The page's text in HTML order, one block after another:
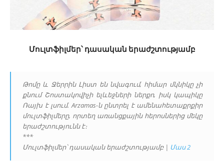
Մուլտֆիլմեր՝ դասական երաժշտությամբ
Թոմը և Ջերրին Լիստ են նվագում, հիմար մկնիկը չի
քնում Շոստակովիչի ելևեջների ներքո, իսկ կապիկը
Ռայխ է լսում. Arzamas-ն ընտրել է ամենահետաքրքիր
մուլտֆիլմերը, որտեղ առանցքային հերոսներից մեկը
երաժշտությունն է։
***
Մուլտֆիլմեր՝ դասական երաժշտությամբ | Մաս 2